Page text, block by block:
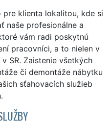
pre klienta lokalitou, kde si
naše profesionálne a
vám radi poskytnú
pracovníci, a to nielen v
SR. Zaistenie všetkých
či demontáže nábytku
sťahovacích služieb